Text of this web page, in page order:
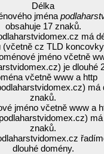
Délka
jména
obsahuje 17 znaků.
má
(včetně cz TLD
jméno včetně
je dlouhé
včetně www a http
má
znaků.
jméno včetně www a
znaků.
dlouhé domény.